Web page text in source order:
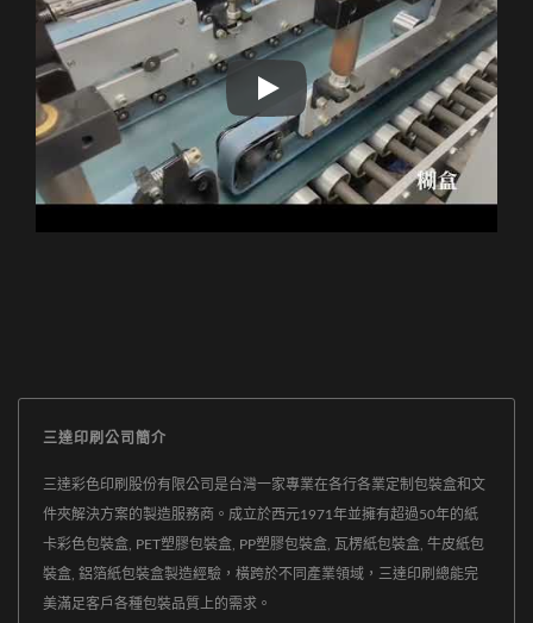
三達印刷完善設備的印刷作業
三達印刷公司簡介
三達彩色印刷股份有限公司是台灣一家專業在各行各業定制包裝盒和文
件夾解決方案的製造服務商。成立於西元1971年並擁有超過50年的紙
卡彩色包裝盒, PET塑膠包裝盒, PP塑膠包裝盒, 瓦楞紙包裝盒, 牛皮紙包
裝盒, 鋁箔紙包裝盒製造經驗，橫跨於不同產業領域，三達印刷總能完
美滿足客戶各種包裝品質上的需求。